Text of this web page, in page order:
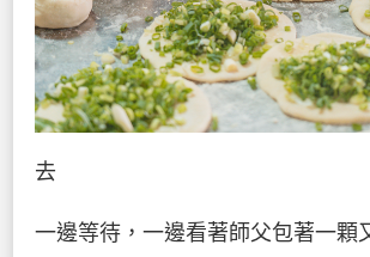
去
一邊等待，一邊看著師父包著一顆